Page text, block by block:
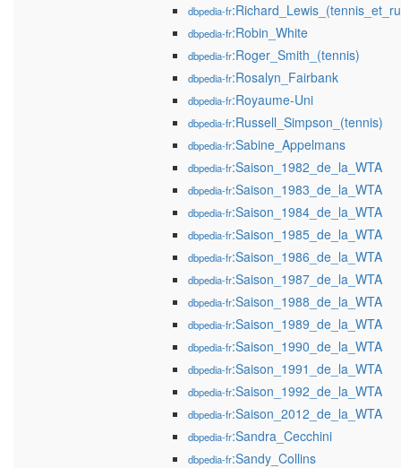
dbpedia-fr
dbpedia-fr:Robin_White
dbpedia-fr:Roger_Smith_(tennis)
dbpedia-fr:Rosalyn_Fairbank
dbpedia-fr:Royaume-Uni
dbpedia-fr:Russell_Simpson_(tennis)
dbpedia-fr:Sabine_Appelmans
dbpedia-fr:Saison_1982_de_la_WTA
dbpedia-fr:Saison_1983_de_la_WTA
dbpedia-fr:Saison_1984_de_la_WTA
dbpedia-fr:Saison_1985_de_la_WTA
dbpedia-fr:Saison_1986_de_la_WTA
dbpedia-fr:Saison_1987_de_la_WTA
dbpedia-fr:Saison_1988_de_la_WTA
dbpedia-fr:Saison_1989_de_la_WTA
dbpedia-fr:Saison_1990_de_la_WTA
dbpedia-fr:Saison_1991_de_la_WTA
dbpedia-fr:Saison_1992_de_la_WTA
dbpedia-fr:Saison_2012_de_la_WTA
dbpedia-fr:Sandra_Cecchini
dbpedia-fr:Sandy_Collins